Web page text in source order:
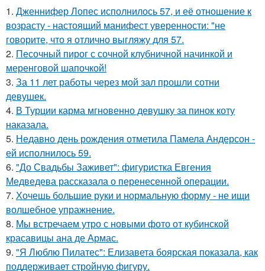
1. Дженнифер Лопес исполнилось 57, и её отношение к
возрасту - настоящий манифест уверенности: "не
говорите, что я отлично выгляжу для 57.
2. Песочный пирог с сочной клубничной начинкой и
меренговой шапочкой!
3. За 11 лет работы через мой зал прошли сотни
девушек.
4. В Турции карма мгновенно девушку за пинок коту
наказала.
5. Недавно день рождения отметила Памела Андерсон -
ей исполнилось 59.
6. "До Свадьбы Заживет": фигуристка Евгения
Медведева рассказала о перенесенной операции.
7. Хочешь большие руки и нормальную форму - не ищи
волшебное упражнение.
8. Мы встречаем утро с новыми фото от кубинской
красавицы ана де Армас.
9. "Я Люблю Пилатес": Елизавета боярская показала, как
поддерживает стройную фигуру.